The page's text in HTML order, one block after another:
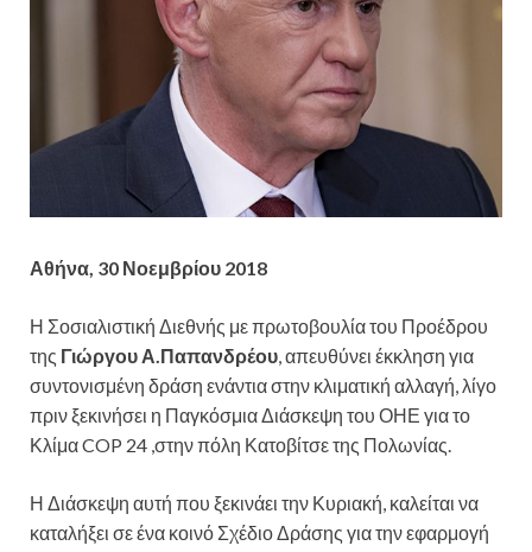
Αθήνα, 30 Νοεμβρίου 2018
Η Σοσιαλιστική Διεθνής με πρωτοβουλία του Προέδρου
της Γιώργου Α.Παπανδρέου , απευθύνει έκκληση για
συντονισμένη δράση ενάντια στην κλιματική αλλαγή, λίγο
πριν ξεκινήσει η Παγκόσμια Διάσκεψη του ΟΗΕ για το
Κλίμα COP 24 ,στην πόλη Κατοβίτσε της Πολωνίας.
Η Διάσκεψη αυτή που ξεκινάει την Κυριακή, καλείται να
καταλήξει σε ένα κοινό Σχέδιο Δράσης για την εφαρμογή